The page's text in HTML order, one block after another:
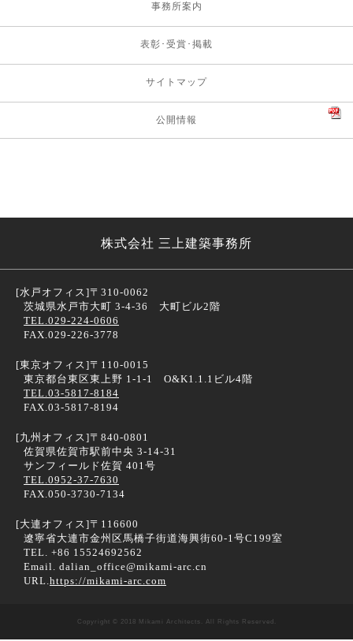
事務所案内
表彰･受賞･掲載
サイトマップ
公開情報
株式会社 三上建築事務所
[水戸オフィス]〒310-0062
茨城県水戸市大町 3-4-36 大町ビル2階
TEL.029-224-0606
FAX.029-226-3778
[東京オフィス]〒110-0015
東京都台東区東上野 1-1-1 O&K1.1.1ビル4階
TEL.03-5817-8184
FAX.03-5817-8194
[九州オフィス]〒840-0801
佐賀県佐賀市駅前中央 3-14-31
サンフィールド佐賀 401号
TEL.0952-37-7630
FAX.050-3730-7134
[大連オフィス]〒116600
遼寧省大連市金州区馬橋子街道海興街60-1号C199室
TEL. +86 15524692562
Email. dalian_office@mikami-arc.cn
URL.https://mikami-arc.com
Copyright © 2018 Mikami Architects. All Rights Reserved.